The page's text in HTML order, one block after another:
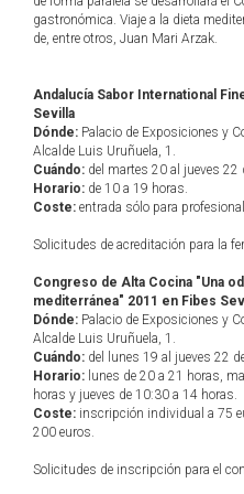
gastronómica. Viaje a la dieta
de, entre otros, Juan Mari Arzak.
Andalucía Sabor International
Sevilla
Dónde: Palacio de Exposiciones y
Alcalde Luis Uruñuela, 1.
Cuándo: del martes 20 al jueves 22
Horario: de 10 a 19 horas.
Coste: entrada sólo para
Solicitudes de acreditación para la
Congreso de Alta Cocina "Una
mediterránea" 2011 en Fibes
Dónde: Palacio de Exposiciones y
Alcalde Luis Uruñuela, 1.
Cuándo: del lunes 19 al jueves 22
Horario: lunes de 20 a 21 horas,
horas y jueves de 10:30 a 14 horas.
Coste: inscripción individual a 75
200 euros.
Solicitudes de inscripción para el